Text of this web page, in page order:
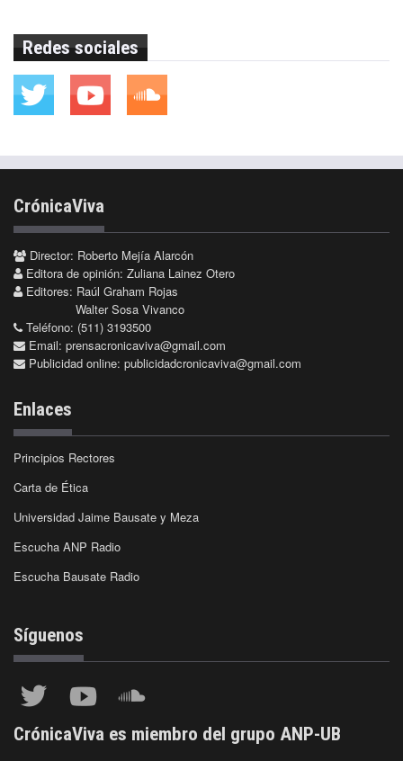
Redes sociales
CrónicaViva
Director: Roberto Mejía Alarcón
Editora de opinión: Zuliana Lainez Otero
Editores: Raúl Graham Rojas
Walter Sosa Vivanco
Teléfono: (511) 3193500
Email: prensacronicaviva@gmail.com
Publicidad online: publicidadcronicaviva@gmail.com
Enlaces
Principios Rectores
Carta de Ética
Universidad Jaime Bausate y Meza
Escucha ANP Radio
Escucha Bausate Radio
Síguenos
CrónicaViva es miembro del grupo ANP-UB